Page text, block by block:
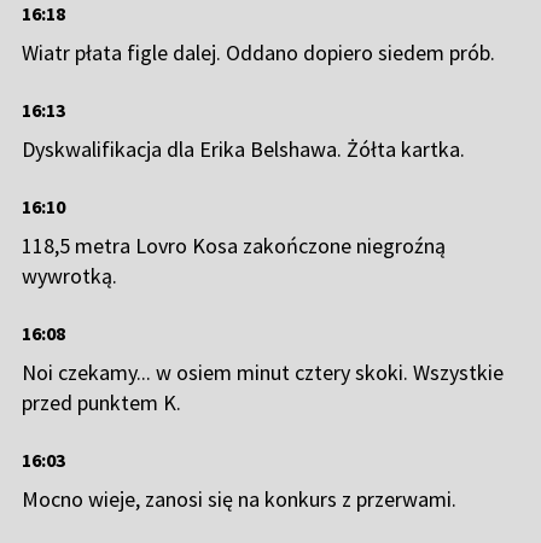
16:18
Wiatr płata figle dalej. Oddano dopiero siedem prób.
16:13
Dyskwalifikacja dla Erika Belshawa. Żółta kartka.
16:10
118,5 metra Lovro Kosa zakończone niegroźną
wywrotką.
16:08
Noi czekamy... w osiem minut cztery skoki. Wszystkie
przed punktem K.
16:03
Mocno wieje, zanosi się na konkurs z przerwami.